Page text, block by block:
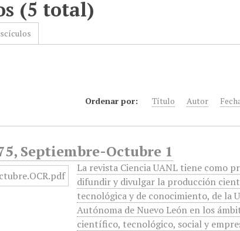
(5 total)
Ordenar por: Título Autor
Septiembre-Octubre 1
La revista Ciencia UANL tiene como
difundir y divulgar la producción
tecnológica y de conocimiento, de la
Autónoma de Nuevo León en los
científico, tecnológico, social y